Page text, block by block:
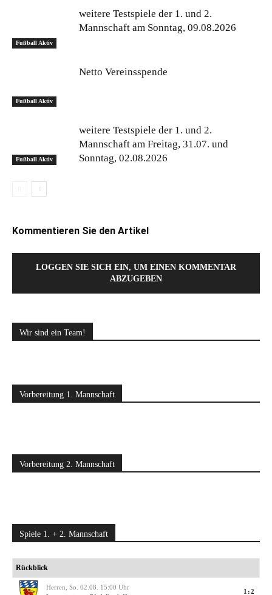
Fußball Aktiv
weitere Testspiele der 1. und 2.
Mannschaft am Sonntag, 09.08.2026
Fußball Aktiv
Netto Vereinsspende
Fußball Aktiv
weitere Testspiele der 1. und 2.
Mannschaft am Freitag, 31.07. und
Sonntag, 02.08.2026
Kommentieren Sie den Artikel
LOGGEN SIE SICH EIN, UM EINEN KOMMENTAR
ABZUGEBEN
Wir sind ein Team!
Vorbereitung 1. Mannschaft
Vorbereitung 2. Mannschaft
Spiele 1. + 2. Mannschaft
Rückblick
Herren, So. 02.08. 15:00 Uhr
1:2